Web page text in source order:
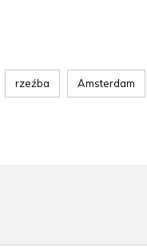
rzeźba Amsterdam